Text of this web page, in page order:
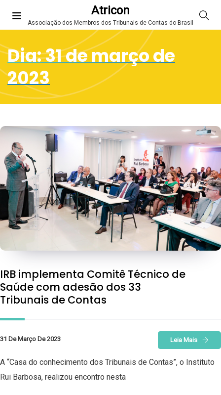
Atricon
Associação dos Membros dos Tribunais de Contas do Brasil
Dia:31 de março de
2023
IRB implementa Comitê Técnico de
Saúde com adesão dos 33
Tribunais de Contas
31 De Março De 2023 Leia Mais
A “Casa do conhecimento dos Tribunais de Contas”, o Instituto
Rui Barbosa, realizou encontro nesta